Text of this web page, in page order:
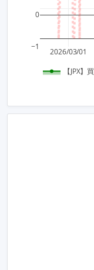
2026/03/01
−1
0
【JPX】